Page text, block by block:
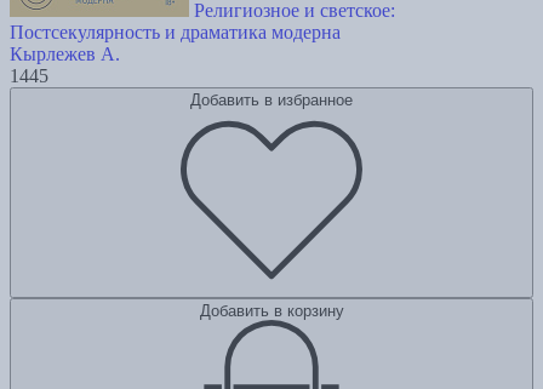
Религиозное и светское:
Постсекулярноcть и драматика модерна
Кырлежев А.
1445
Добавить в избранное
Добавить в корзину